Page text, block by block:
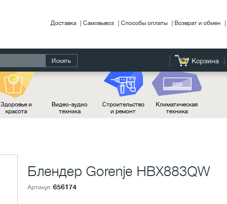
Доставка Самовывоз Способы оплаты Возврат и обмен
Искать Корзина
Здоровье и
красота
Видео-аудио
техника
Строительство
и ремонт
Климатическая
техника
Блендер Gorenje HBX883QW
Артикул: 656174